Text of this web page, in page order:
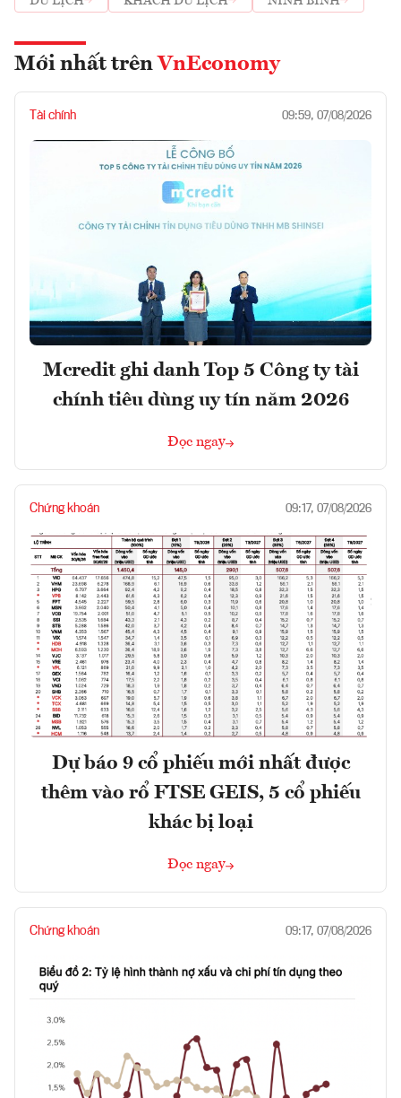
Mới nhất trên VnEconomy
Tài chính 09:59, 07/08/2026
Mcredit ghi danh Top 5 Công ty tài
chính tiêu dùng uy tín năm 2026
Đọc ngay
Chứng khoán 09:17, 07/08/2026
Dự báo 9 cổ phiếu mới nhất được
thêm vào rổ FTSE GEIS, 5 cổ phiếu
khác bị loại
Đọc ngay
Chứng khoán 09:17, 07/08/2026